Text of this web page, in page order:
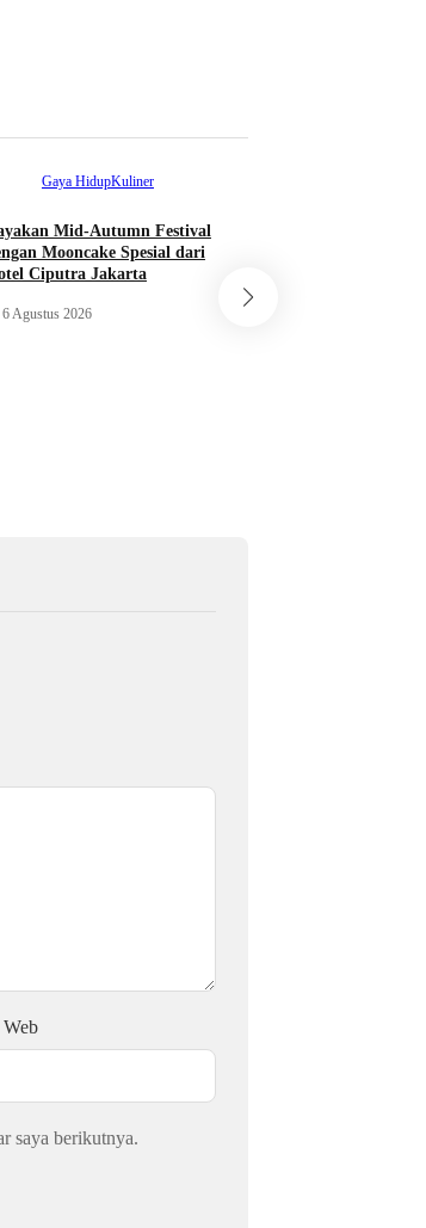
Gaya HidupKuliner
Mid-Autumn Festival
Mooncake Spesial dari
Ciputra Jakarta
6 Agustus 2026
Web
saya berikutnya.